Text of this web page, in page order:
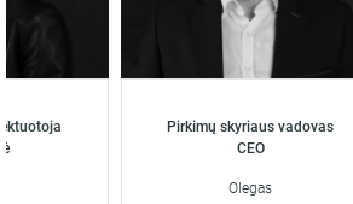
Pirkimų skyriaus vadovas
CEO
Olegas